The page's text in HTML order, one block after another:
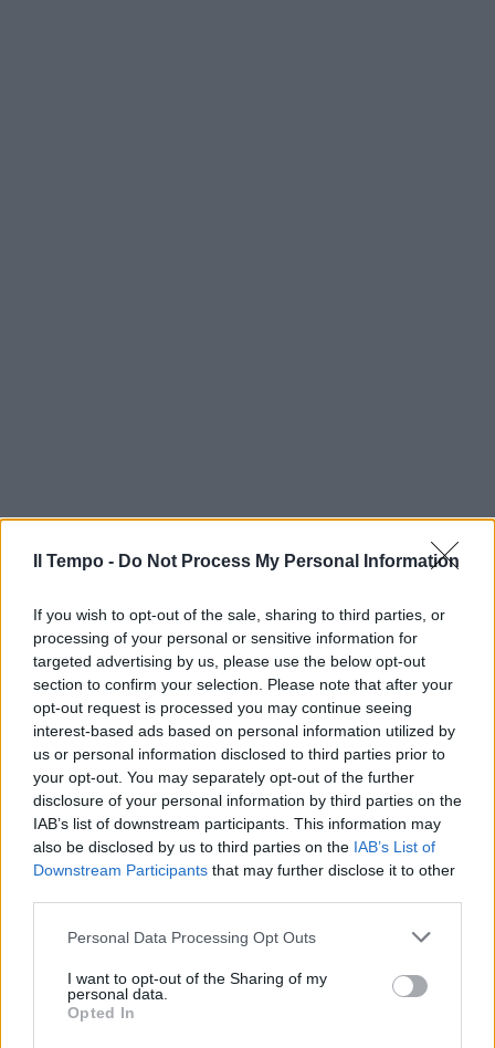
Il Tempo - Do Not Process My Personal Information
If you wish to opt-out of the sale, sharing to third parties, or
processing of your personal or sensitive information for
targeted advertising by us, please use the below opt-out
section to confirm your selection. Please note that after your
opt-out request is processed you may continue seeing
interest-based ads based on personal information utilized by
us or personal information disclosed to third parties prior to
your opt-out. You may separately opt-out of the further
disclosure of your personal information by third parties on the
IAB’s list of downstream participants. This information may
also be disclosed by us to third parties on the IAB’s List of
Downstream Participants that may further disclose it to other
Personal Data Processing Opt Outs
I want to opt-out of the Sharing of my
personal data.
Opted In